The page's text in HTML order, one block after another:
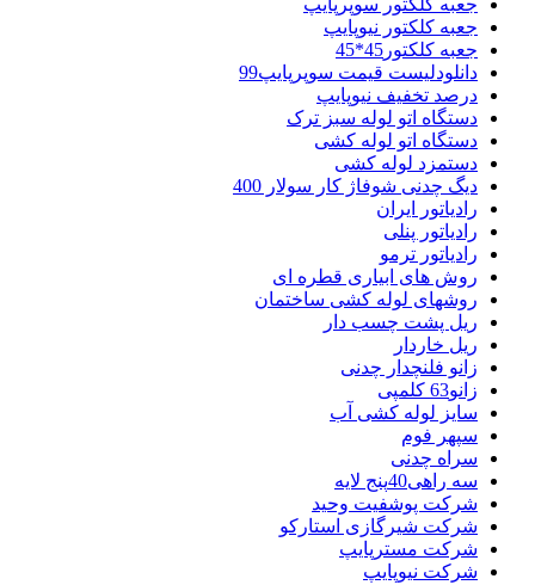
جعبه کلکتور نیوپایپ
جعبه کلکتور45*45
دانلودلیست قیمت سوپرپایپ99
درصد تخفیف نیوپایپ
دستگاه اتو لوله سبز ترک
دستگاه اتو لوله کشی
دستمزد لوله کشی
دیگ چدنی شوفاژ کار سولار 400
رادیاتور ایران
رادیاتور پنلی
رادیاتور ترمو
روش های ابیاری قطره ای
روشهای لوله کشی ساختمان
ریل پشت چسب دار
ریل خاردار
زانو فلنچدار چدنی
زانو63 کلمپی
سایز لوله کشی آب
سپهر فوم
سراه چدنی
سه راهی40پنج لایه
شرکت پوشفیت وحید
شرکت شیرگازی استارکو
شرکت مسترپایپ
شرکت نیوپایپ